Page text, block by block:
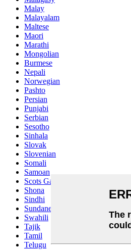
Malay
Malayalam
Maltese
Maori
Marathi
Mongolian
Burmese
Nepali
Norwegian
Pashto
Persian
Punjabi
Serbian
Sesotho
Sinhala
Slovak
Slovenian
Somali
Samoan
Scots Gaelic
Shona
Sindhi
Sundanese
Swahili
Tajik
Tamil
Telugu